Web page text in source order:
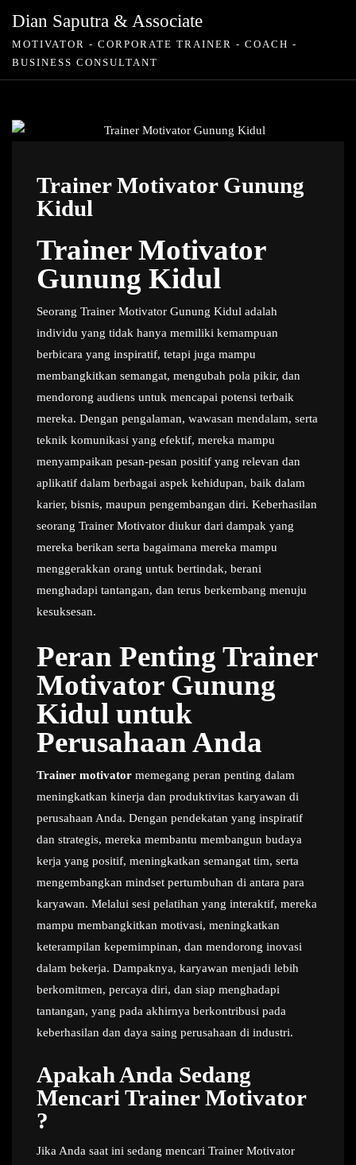
Dian Saputra & Associate
MOTIVATOR - CORPORATE TRAINER - COACH -
BUSINESS CONSULTANT
Trainer Motivator Gunung
Kidul
Trainer Motivator
Gunung Kidul
Seorang Trainer Motivator Gunung Kidul adalah
individu yang tidak hanya memiliki kemampuan
berbicara yang inspiratif, tetapi juga mampu
membangkitkan semangat, mengubah pola pikir, dan
mendorong audiens untuk mencapai potensi terbaik
mereka. Dengan pengalaman, wawasan mendalam, serta
teknik komunikasi yang efektif, mereka mampu
menyampaikan pesan-pesan positif yang relevan dan
aplikatif dalam berbagai aspek kehidupan, baik dalam
karier, bisnis, maupun pengembangan diri. Keberhasilan
seorang Trainer Motivator diukur dari dampak yang
mereka berikan serta bagaimana mereka mampu
menggerakkan orang untuk bertindak, berani
menghadapi tantangan, dan terus berkembang menuju
kesuksesan.
Peran Penting Trainer
Motivator Gunung
Kidul untuk
Perusahaan Anda
Trainer motivator memegang peran penting dalam
meningkatkan kinerja dan produktivitas karyawan di
perusahaan Anda. Dengan pendekatan yang inspiratif
dan strategis, mereka membantu membangun budaya
kerja yang positif, meningkatkan semangat tim, serta
mengembangkan mindset pertumbuhan di antara para
karyawan. Melalui sesi pelatihan yang interaktif, mereka
mampu membangkitkan motivasi, meningkatkan
keterampilan kepemimpinan, dan mendorong inovasi
dalam bekerja. Dampaknya, karyawan menjadi lebih
berkomitmen, percaya diri, dan siap menghadapi
tantangan, yang pada akhirnya berkontribusi pada
keberhasilan dan daya saing perusahaan di industri.
Apakah Anda Sedang
Mencari Trainer Motivator
?
Jika Anda saat ini sedang mencari Trainer Motivator